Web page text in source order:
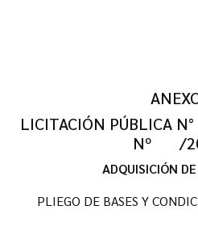
LICITACIÓN PÚBLICA
Nº /
ADQUISICIÓN
PLIEGO DE BASES Y